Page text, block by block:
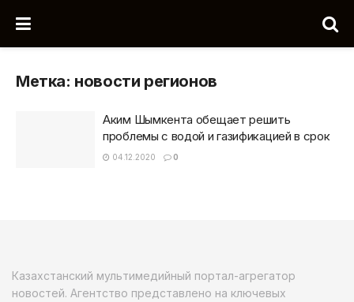
Метка: новости регионов
Аким Шымкента обещает решить
проблемы с водой и газификацией в срок
04.12.2020 0
Казахстанский мультимедийный портал-агрегатор
новостей. Агентство представлено на ключевых